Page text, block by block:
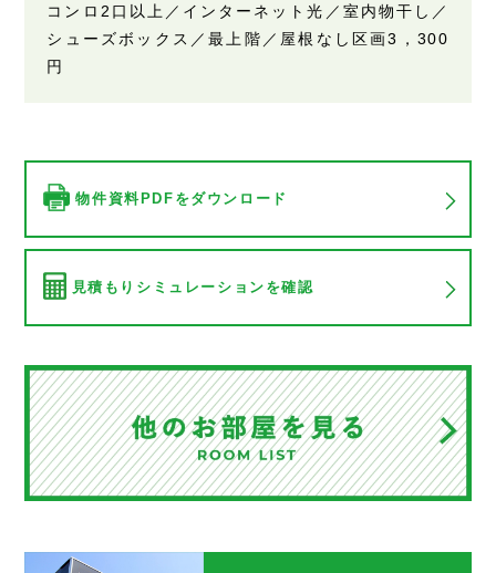
コンロ2口以上／インターネット光／室内物干し／
シューズボックス／最上階／屋根なし区画3，300
円
物件資料PDFをダウンロード
見積もりシミュレーションを確認